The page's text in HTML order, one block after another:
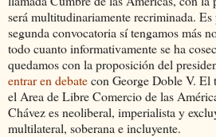
será multitudinariamente recriminada. Es
segunda convocatoria sí tengamos más
todo cuanto informativamente se ha
quedamos con la proposición del
entrar en debatecon George Doble V. El
el Area de Libre Comercio de las
Chávez es neoliberal, imperialista y
multilateral, soberana e incluyente.